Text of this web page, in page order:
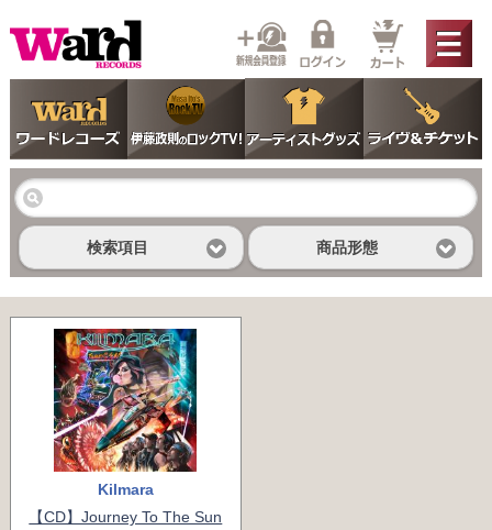
検索項目 商品形態
Kilmara
【CD】Journey To The Sun